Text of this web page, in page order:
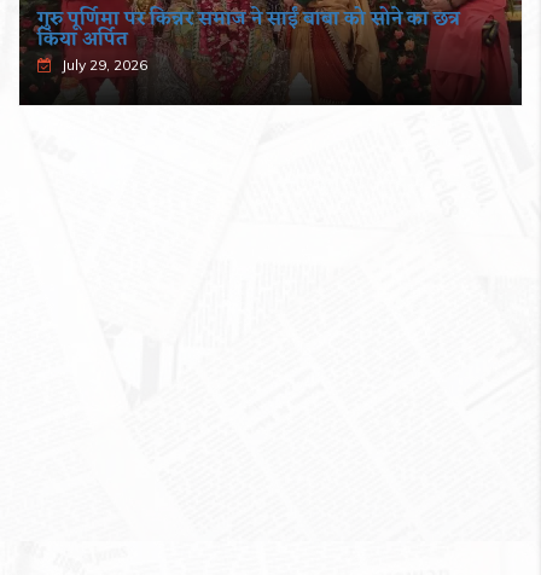
गुरु पूर्णिमा पर किन्नर समाज ने साईं बाबा को सोने का छत्र
किया अर्पित
July 29, 2026